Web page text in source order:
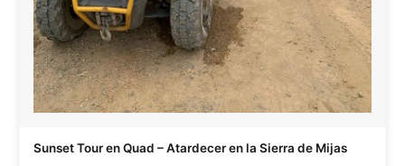
Sunset Tour en Quad – Atardecer en la Sierra de Mijas